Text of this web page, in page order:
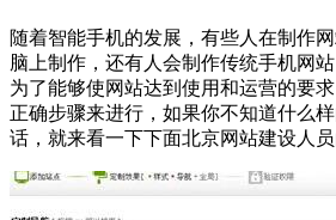
随着智能手机的发展，有些人在制作
脑上制作，还有人会制作传统手机网
为了能够使网站达到使用和运营的要
正确步骤来进行，如果你不知道什么
话，就来看一下下面北京网站建设人